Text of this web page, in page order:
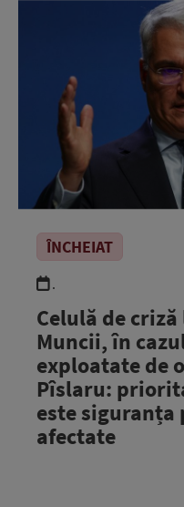
ÎNCHEIAT
.
Celulă de
Muncii, în
exploatate de
Pîslaru:
este siguranța
afectate